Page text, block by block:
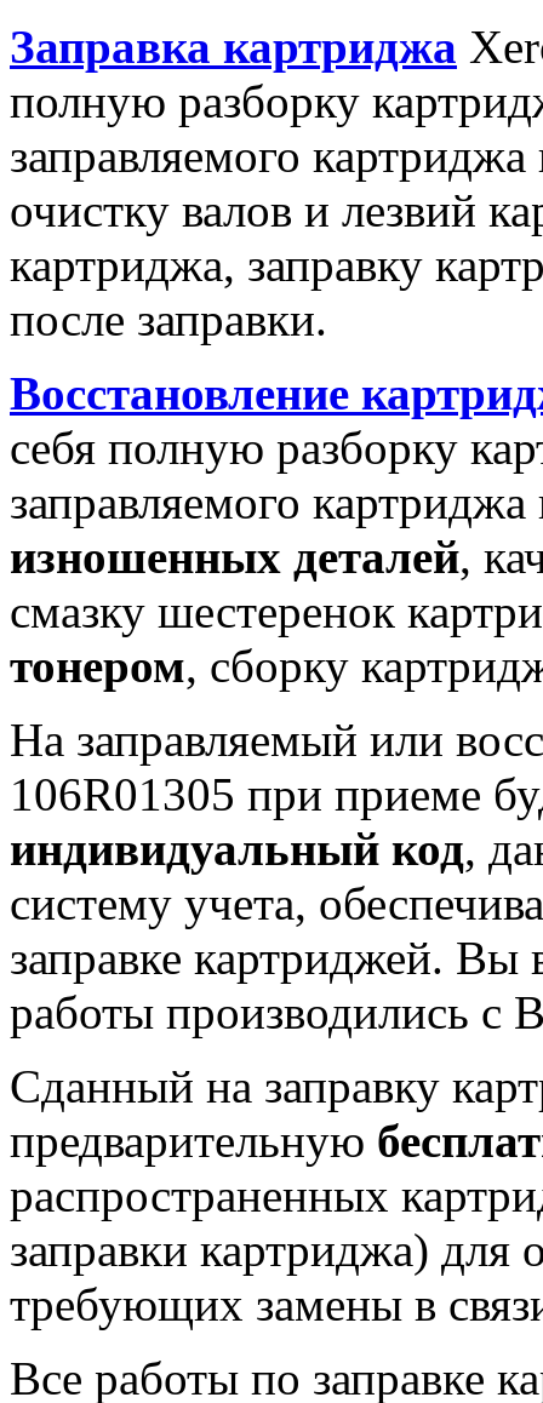
Заправка картриджа
полную разборку
заправляемого
очистку валов и лезвий
картриджа, заправку
после заправки.
Восстановление
себя полную разборку
заправляемого
изношенных деталей,
смазку шестеренок
тонером, сборку
На заправляемый или
106R01305 при приеме
индивидуальный код,
систему учета,
заправке картриджей. Вы
работы производились
Сданный на заправку
предварительную
распространенных
заправки картриджа) для
требующих замены в
Все работы по заправке